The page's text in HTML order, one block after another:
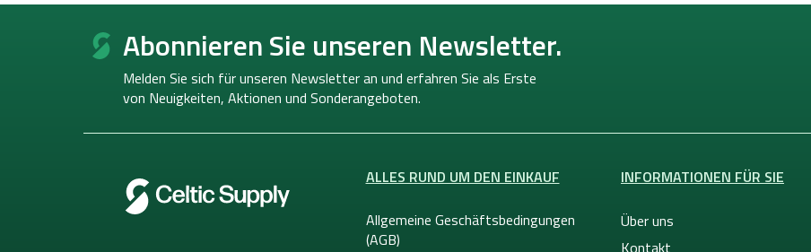
F
Abonnieren Sie unseren Newsletter.
Melden Sie sich für unseren Newsletter an und erfahren Sie als Erste
von Neuigkeiten, Aktionen und Sonderangeboten.
ALLES RUND UM DEN EINKAUF
Allgemeine Geschäftsbedingungen
(AGB)
INFORMATIONEN FÜR SIE
Über uns
Kontakt